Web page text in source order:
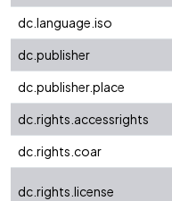
dc.language.iso
dc.publisher
dc.publisher.place
dc.rights.accessrights
dc.rights.coar
dc.rights.license